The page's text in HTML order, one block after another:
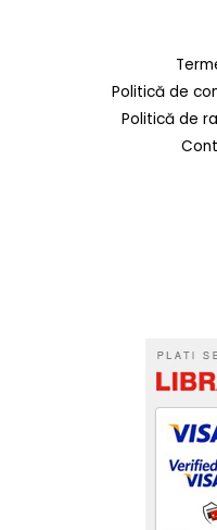
Politică de
Politică de